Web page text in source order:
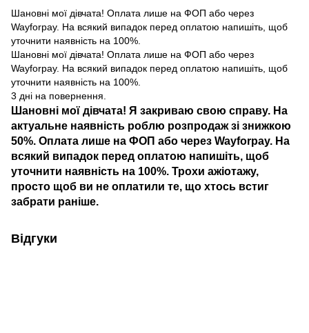
Шановні мої дівчата! Оплата лише на ФОП або через
Wayforpay. На всякий випадок перед оплатою напишіть, щоб
уточнити наявність на 100%.
Шановні мої дівчата! Оплата лише на ФОП або через
Wayforpay. На всякий випадок перед оплатою напишіть, щоб
уточнити наявність на 100%.
3 дні на повернення.
Шановні мої дівчата! Я закриваю свою справу. На
актуальне наявність роблю розпродаж зі знижкою
50%. Оплата лише на ФОП або через Wayforpay. На
всякий випадок перед оплатою напишіть, щоб
уточнити наявність на 100%. Трохи ажіотажу,
просто щоб ви не оплатили те, що хтось встиг
забрати раніше.
Відгуки